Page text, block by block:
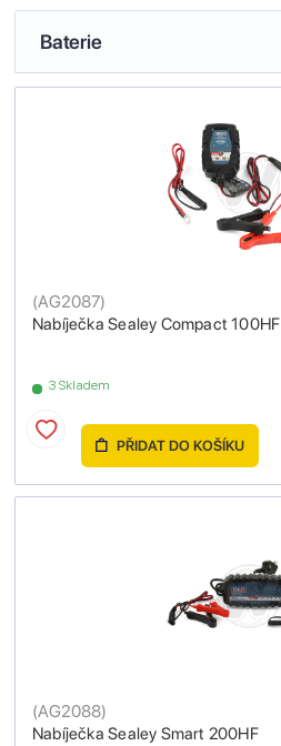
Baterie
Nabíječka Sealey Compact 100HF
(AG2087)
3 Skladem
PŘIDAT DO KOŠÍKU
Nabíječka Sealey Smart 200HF
(AG2088)